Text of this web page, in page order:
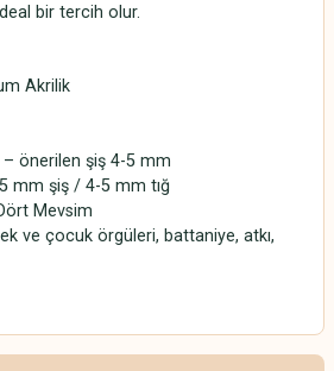
bir tercih olur.
Akrilik
– önerilen şiş 4-5 mm
mm şiş / 4-5 mm tığ
Mevsim
ve çocuk örgüleri, battaniye, atkı,